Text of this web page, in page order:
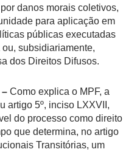
danos morais coletivos,
para aplicação em
públicas executadas
subsidiariamente,
dos Direitos Difusos.
Como explica o MPF, a
artigo 5º, inciso LXXVII,
do processo como direito
que determina, no artigo
Transitórias, um